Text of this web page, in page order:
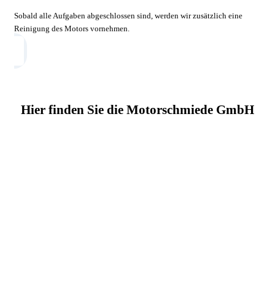
Sobald alle Aufgaben abgeschlossen sind, werden wir zusätzlich eine
Reinigung des Motors vornehmen.
Hier finden Sie die Motorschmiede GmbH